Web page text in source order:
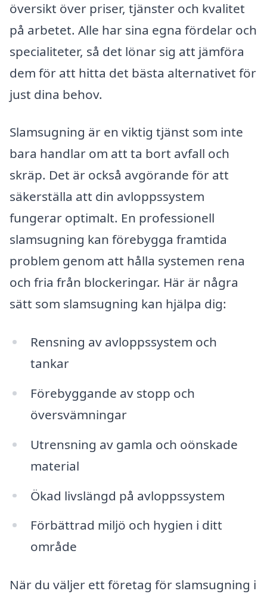
översikt över priser, tjänster och kvalitet
på arbetet. Alle har sina egna fördelar och
specialiteter, så det lönar sig att jämföra
dem för att hitta det bästa alternativet för
just dina behov.
Slamsugning är en viktig tjänst som inte
bara handlar om att ta bort avfall och
skräp. Det är också avgörande för att
säkerställa att din avloppssystem
fungerar optimalt. En professionell
slamsugning kan förebygga framtida
problem genom att hålla systemen rena
och fria från blockeringar. Här är några
sätt som slamsugning kan hjälpa dig:
Rensning av avloppssystem och
tankar
Förebyggande av stopp och
översvämningar
Utrensning av gamla och oönskade
material
Ökad livslängd på avloppssystem
Förbättrad miljö och hygien i ditt
område
När du väljer ett företag för slamsugning i